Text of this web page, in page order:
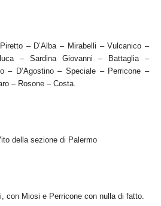
– D’Alba – Mirabelli – Vulcanico –
– Sardina Giovanni – Battaglia –
– D’Agostino – Speciale – Perricone –
– Rosone – Costa.
della sezione di Palermo
con Miosi e Perricone con nulla di fatto.